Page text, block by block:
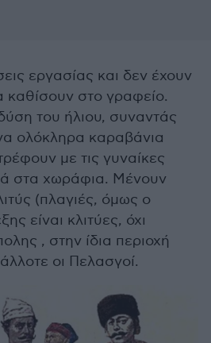
εργασίας και δεν έχουν
καθίσουν στο γραφείο.
του ήλιου, συναντάς
ολόκληρα καραβάνια
με τις γυναίκες
στα χωράφια. Μένουν
(πλαγιές, όμως ο
είναι κλιτύες, όχι
, στην ίδια περιοχή
οι Πελασγοί.